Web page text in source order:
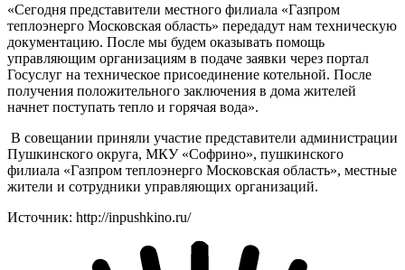
«Сегодня представители местного филиала «Газпром
теплоэнерго Московская область» передадут нам техническую
документацию. После мы будем оказывать помощь
управляющим организациям в подаче заявки через портал
Госуслуг на техническое присоединение котельной. После
получения положительного заключения в дома жителей
начнет поступать тепло и горячая вода».
В совещании приняли участие представители администрации
Пушкинского округа, МКУ «Софрино», пушкинского
филиала «Газпром теплоэнерго Московская область», местные
жители и сотрудники управляющих организаций.
Источник: http://inpushkino.ru/